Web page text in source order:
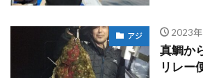
アジ 2023
真鯛か
リレー